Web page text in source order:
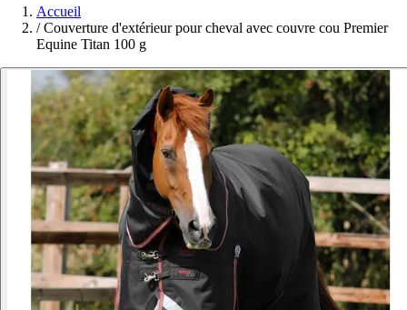
Accueil
/ Couverture d'extérieur pour cheval avec couvre cou Premier
Equine Titan 100 g